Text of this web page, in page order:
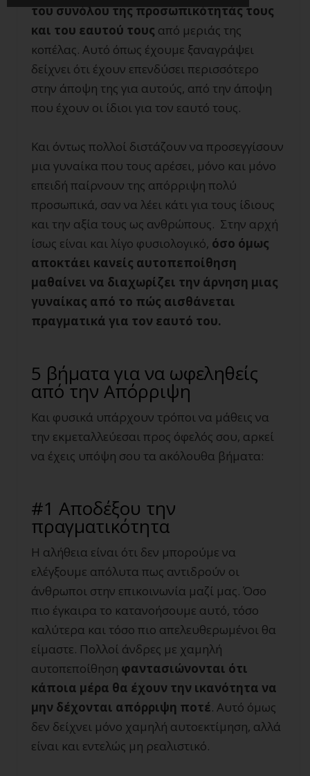
του συνόλου της προσωπικότητάς τους
και του εαυτού τους από μεριάς της
κοπέλας. Αυτό όπως έχουμε ξαναγράψει
δείχνει ότι έχουν επενδύσει περισσότερο
στην άποψη της για αυτούς, από την άποψη
που έχουν οι ίδιοι για τον εαυτό τους.
Και όντως πολλοί διστάζουν να προσεγγίσουν
μια γυναίκα που τους αρέσει, μόνο και μόνο
επειδή παίρνουν της απόρριψη πολύ
προσωπικά, σαν να λέει κάτι για τους ίδιους
και την αξία τους ως ανθρώπους. Στην αρχή
ίσως είναι και λίγο φυσιολογικό, όσο όμως
αποκτάει κανείς αυτοπεποίθηση
μαθαίνει να διαχωρίζει την άρνηση μιας
γυναίκας από το πώς αισθάνεται
πραγματικά για τον εαυτό του.
5 βήματα για να ωφεληθείς
από την Απόρριψη
Και φυσικά υπάρχουν τρόποι να μάθεις να
την εκμεταλλεύεσαι προς όφελός σου, αρκεί
να έχεις υπόψη σου τα ακόλουθα βήματα:
#1 Αποδέξου την
πραγματικότητα
Η αλήθεια είναι ότι δεν μπορούμε να
ελέγξουμε απόλυτα πως αντιδρούν οι
άνθρωποι στην επικοινωνία μαζί μας. Όσο
πιο έγκαιρα το κατανοήσουμε αυτό, τόσο
καλύτερα και τόσο πιο απελευθερωμένοι θα
είμαστε. Πολλοί άνδρες με χαμηλή
αυτοπεποίθηση φαντασιώνονται ότι
κάποια μέρα θα έχουν την ικανότητα να
μην δέχονται απόρριψη ποτέ. Αυτό όμως
δεν δείχνει μόνο χαμηλή αυτοεκτίμηση, αλλά
είναι και εντελώς μη ρεαλιστικό.